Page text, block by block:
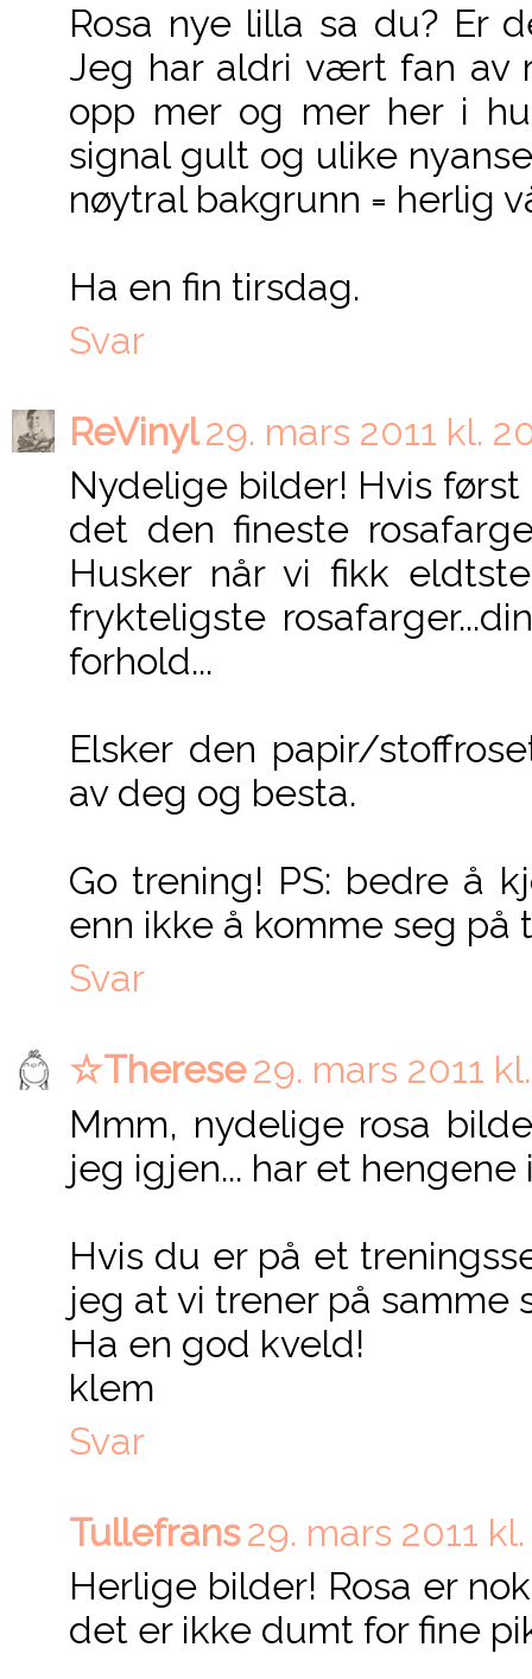
Rosa nye lilla sa du? Er
Jeg har aldri vært fan av
opp mer og mer her i
signal gult og ulike
nøytral bakgrunn = herlig
Ha en fin tirsdag.
Svar
ReVinyl29. mars 2011 kl.
Nydelige bilder! Hvis
det den fineste
Husker når vi fikk
frykteligste
forhold...
Elsker den papir/
av deg og besta.
Go trening! PS: bedre å
enn ikke å komme seg på
Svar
☆Therese29. mars 2011
Mmm, nydelige rosa
jeg igjen... har et hengene
Hvis du er på et
jeg at vi trener på samme
Ha en god kveld!
klem
Svar
Tullefrans29. mars 2011
Herlige bilder! Rosa er
det er ikke dumt for fine